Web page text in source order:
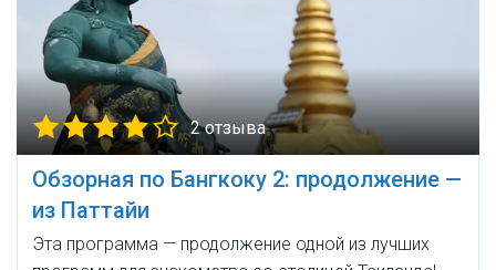
2 отзыва
Обзорная по Бангкоку 2: продолжение —
из Паттайи
Эта программа — продолжение одной из лучших